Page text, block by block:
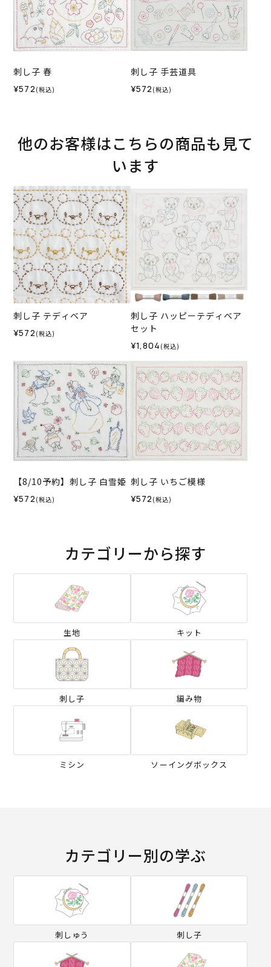
刺し子 春
¥572 (税込)
刺し子 手芸道具
¥572 (税込)
他のお客様はこちらの商品も見て
います
刺し子 テディベア
¥572 (税込)
刺し子 ハッピーテディベア
セット
¥1,804 (税込)
【8/10予約】刺し子 白雪姫
¥572 (税込)
刺し子 いちご模様
¥572 (税込)
カテゴリーから探す
生地 キット
刺し子 編み物
ミシン ソーイングボックス
カテゴリー別の学ぶ
刺しゅう 刺し子